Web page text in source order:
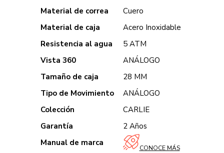
Material de correa
Cuero
Material de caja
Acero Inoxidable
Resistencia al agua
5 ATM
Vista 360
ANÁLOGO
Tamaño de caja
28 MM
Tipo de Movimiento
ANÁLOGO
Colección
CARLIE
Garantía
2 Años
Manual de marca
CONOCE MÁS